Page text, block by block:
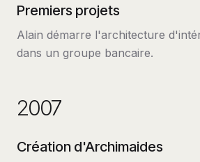
Premiers projets
Alain démarre l'architecture
dans un groupe bancaire.
2007
Création d'Archimaides